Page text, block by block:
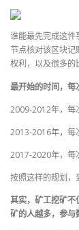
谁能最先完成这件
节点核对该区块记
权利，以及很多的
最开始的时间，每
2009-2012年，每
2013-2016年，每
2017-2020年，每
按照这样的规划，
其实，矿工挖矿不
矿的人越多，参与